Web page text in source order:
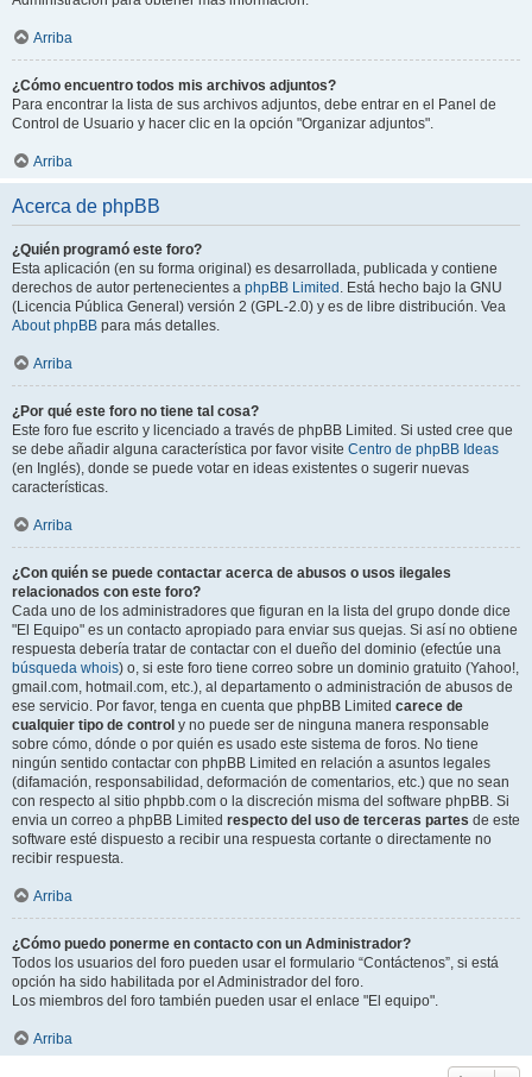
Arriba
¿Cómo encuentro todos mis archivos adjuntos?
Para encontrar la lista de sus archivos adjuntos, debe entrar en el Panel de
Control de Usuario y hacer clic en la opción "Organizar adjuntos".
Arriba
Acerca de phpBB
¿Quién programó este foro?
Esta aplicación (en su forma original) es desarrollada, publicada y contiene
derechos de autor pertenecientes a phpBB Limited . Está hecho bajo la GNU
(Licencia Pública General) versión 2 (GPL-2.0) y es de libre distribución. Vea
About phpBB para más detalles.
Arriba
¿Por qué este foro no tiene tal cosa?
Este foro fue escrito y licenciado a través de phpBB Limited. Si usted cree que
se debe añadir alguna característica por favor visite Centro de phpBB Ideas
(en Inglés), donde se puede votar en ideas existentes o sugerir nuevas
características.
Arriba
¿Con quién se puede contactar acerca de abusos o usos ilegales
relacionados con este foro?
Cada uno de los administradores que figuran en la lista del grupo donde dice
"El Equipo" es un contacto apropiado para enviar sus quejas. Si así no obtiene
respuesta debería tratar de contactar con el dueño del dominio (efectúe una
búsqueda whois) o, si este foro tiene correo sobre un dominio gratuito (Yahoo!,
gmail.com, hotmail.com, etc.), al departamento o administración de abusos de
ese servicio. Por favor, tenga en cuenta que phpBB Limited carece de
cualquier tipo de control y no puede ser de ninguna manera responsable
sobre cómo, dónde o por quién es usado este sistema de foros. No tiene
ningún sentido contactar con phpBB Limited en relación a asuntos legales
(difamación, responsabilidad, deformación de comentarios, etc.) que no sean
con respecto al sitio phpbb.com o la discreción misma del software phpBB. Si
envia un correo a phpBB Limited respecto del uso de terceras partes de este
software esté dispuesto a recibir una respuesta cortante o directamente no
recibir respuesta.
Arriba
¿Cómo puedo ponerme en contacto con un Administrador?
Todos los usuarios del foro pueden usar el formulario “Contáctenos”, si está
opción ha sido habilitada por el Administrador del foro.
Los miembros del foro también pueden usar el enlace "El equipo".
Arriba